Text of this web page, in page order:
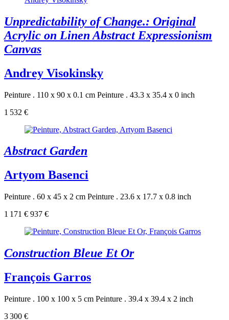
Unpredictability of Change.: Original
Acrylic on Linen Abstract Expressionism
Canvas
Andrey Visokinsky
Peinture . 110 x 90 x 0.1 cm Peinture . 43.3 x 35.4 x 0 inch
1 532 €
Abstract Garden
Artyom Basenci
Peinture . 60 x 45 x 2 cm Peinture . 23.6 x 17.7 x 0.8 inch
1 171 € 937 €
Construction Bleue Et Or
François Garros
Peinture . 100 x 100 x 5 cm Peinture . 39.4 x 39.4 x 2 inch
3 300 €